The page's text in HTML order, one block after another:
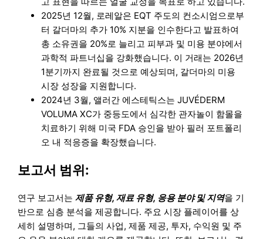
2025년 12월, 로레알은 EQT 주도의 컨소시엄으로부
터 갈더마의 추가 10% 지분을 인수한다고 발표하여
총 소유권을 20%로 늘리고 피부과 및 미용 분야에서
과학적 파트너십을 강화했습니다. 이 거래는 2026년
1분기까지 완료될 것으로 예상되며, 갈더마의 미용
시장 성장을 지원합니다.
2024년 3월, 앨러간 에스테틱스는 JUVÉDERM
VOLUMA XC가 중등도에서 심각한 관자놀이 함몰을
치료하기 위해 미국 FDA 승인을 받아 필러 포트폴리
오 내 적응증을 확장했습니다.
보고서 범위:
연구 보고서는제품 유형, 재료 유형, 응용 분야 및 지역을 기
반으로 심층 분석을 제공합니다. 주요 시장 플레이어를 상
세히 설명하며, 그들의 사업, 제품 제공, 투자, 수익원 및 주